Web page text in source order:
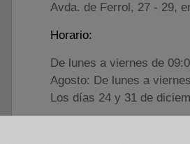
Avda. de Ferrol, 27 - 29,
Horario:
De lunes a viernes de
Agosto: De lunes a
Los días 24 y 31 de